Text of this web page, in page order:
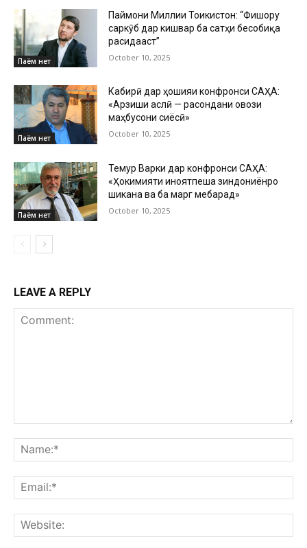
Паём нет
Паймони Миллии Тоҷикистон: “Фишору
саркӯб дар кишвар ба сатҳи бесобиқа
расидааст”
October 10, 2025
Паём нет
Кабирӣ дар ҳошияи конфронси САҲА:
«Арзиши аслӣ — расондани овози
маҳбусони сиёсӣ»
October 10, 2025
Паём нет
Темур Варки дар конфронси САҲА:
«Ҳокимияти ҷиноятпеша зиндониёнро
шиканҷа ва ба марг мебарад»
October 10, 2025
LEAVE A REPLY